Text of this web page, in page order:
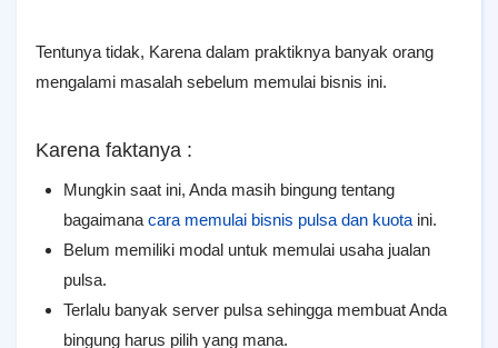
Tentunya tidak, Karena dalam praktiknya banyak orang
mengalami masalah sebelum memulai bisnis ini.
Karena faktanya :
Mungkin saat ini, Anda masih bingung tentang
bagaimanacara memulai bisnis pulsa dan kuotaini.
Belum memiliki modal untuk memulai usaha jualan
pulsa.
Terlalu banyak server pulsa sehingga membuat Anda
bingung harus pilih yang mana.